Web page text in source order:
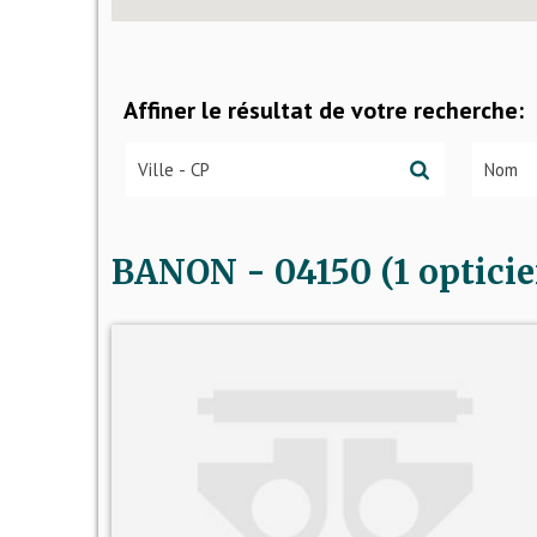
Affiner le résultat de votre recherche:
BANON - 04150 (1